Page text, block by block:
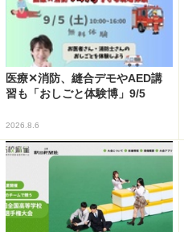
医療✕消防、縫合デモやAED講
習も「おしごと体験博」9/5
2026.8.6